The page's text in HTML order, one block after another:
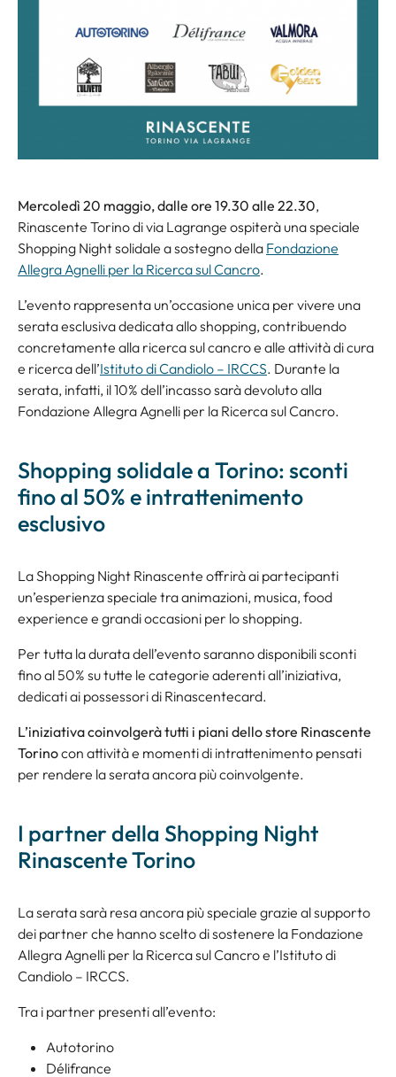
Mercoledì 20 maggio, dalle ore 19.30 alle 22.30,
Rinascente Torino di via Lagrange ospiterà una speciale
Shopping Night solidale a sostegno della Fondazione
Allegra Agnelli per la Ricerca sul Cancro.
L’evento rappresenta un’occasione unica per vivere una
serata esclusiva dedicata allo shopping, contribuendo
concretamente alla ricerca sul cancro e alle attività di cura
e ricerca dell’Istituto di Candiolo – IRCCS. Durante la
serata, infatti, il 10% dell’incasso sarà devoluto alla
Fondazione Allegra Agnelli per la Ricerca sul Cancro.
Shopping solidale a Torino: sconti
fino al 50% e intrattenimento
esclusivo
La Shopping Night Rinascente offrirà ai partecipanti
un’esperienza speciale tra animazioni, musica, food
experience e grandi occasioni per lo shopping.
Per tutta la durata dell’evento saranno disponibili sconti
fino al 50% su tutte le categorie aderenti all’iniziativa,
dedicati ai possessori di Rinascentecard.
L’iniziativa coinvolgerà tutti i piani dello store Rinascente
Torinocon attività e momenti di intrattenimento pensati
per rendere la serata ancora più coinvolgente.
I partner della Shopping Night
Rinascente Torino
La serata sarà resa ancora più speciale grazie al supporto
dei partner che hanno scelto di sostenere la Fondazione
Allegra Agnelli per la Ricerca sul Cancro e l’Istituto di
Candiolo – IRCCS.
Tra i partner presenti all’evento:
Autotorino
Délifrance